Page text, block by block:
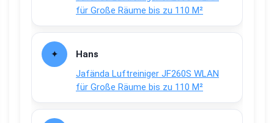
für Große Räume bis zu 110 M²
Hans
Jafända Luftreiniger JF260S WLAN
für Große Räume bis zu 110 M²